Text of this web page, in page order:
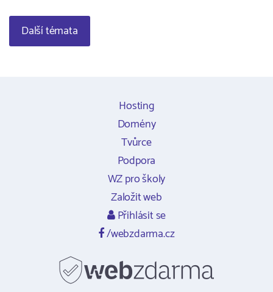
Další témata
Hosting
Domény
Tvůrce
Podpora
WZ pro školy
Založit web
Přihlásit se
/webzdarma.cz